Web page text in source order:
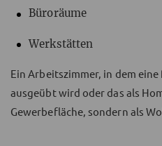
Büroräume
Werkstätten
Ein Arbeitszimmer, in dem
ausgeübt wird oder das als
Gewerbefläche, sondern als